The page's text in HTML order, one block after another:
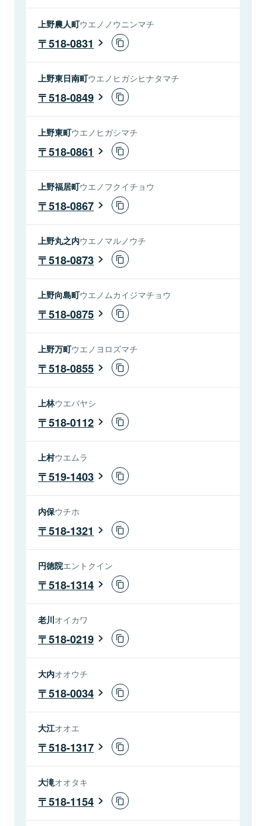
上野農人町ウエノノウニンマチ
518-0831
上野東日南町ウエノヒガシヒナタマチ
518-0849
上野東町ウエノヒガシマチ
518-0861
上野福居町ウエノフクイチョウ
518-0867
上野丸之内ウエノマルノウチ
518-0873
上野向島町ウエノムカイジマチョウ
518-0875
上野万町ウエノヨロズマチ
518-0855
上林ウエバヤシ
518-0112
上村ウエムラ
519-1403
内保ウチホ
518-1321
円徳院エントクイン
518-1314
老川オイカワ
518-0219
大内オオウチ
518-0034
大江オオエ
518-1317
大滝オオタキ
518-1154